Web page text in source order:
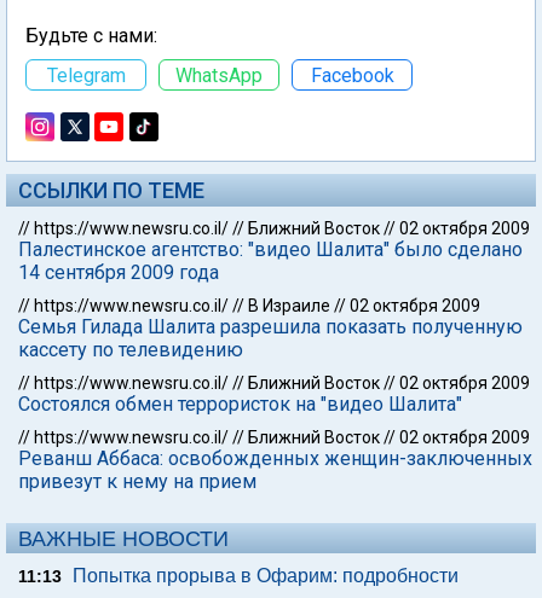
Будьте с нами:
Telegram
WhatsApp Facebook
ССЫЛКИ ПО ТЕМЕ
// https://www.newsru.co.il/// Ближний Восток//02 октября 2009
Палестинское агентство: "видео Шалита" было сделано
14 сентября 2009 года
// https://www.newsru.co.il/// В Израиле //02 октября 2009
Семья Гилада Шалита разрешила показать полученную
кассету по телевидению
// https://www.newsru.co.il/// Ближний Восток//02 октября 2009
Состоялся обмен террористок на "видео Шалита"
// https://www.newsru.co.il/// Ближний Восток//02 октября 2009
Реванш Аббаса: освобожденных женщин-заключенных
привезут к нему на прием
ВАЖНЫЕ НОВОСТИ
11:13 Попытка прорыва в Офарим: подробности